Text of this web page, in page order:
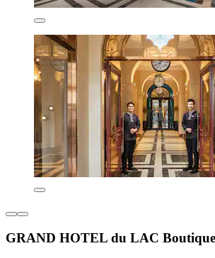
GRAND HOTEL du LAC